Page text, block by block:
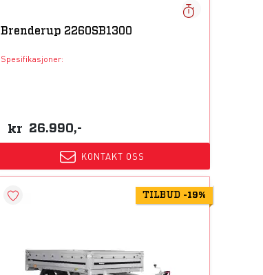
Brenderup 2260SB1300
Spesifikasjoner:
kr 26.990,-
KONTAKT OSS
TILBUD -19%